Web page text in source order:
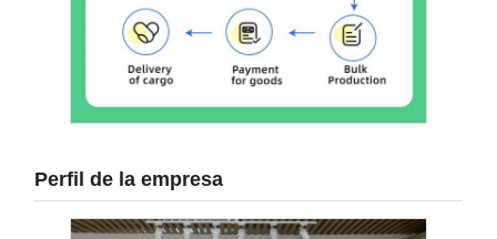
Perfil de la empresa